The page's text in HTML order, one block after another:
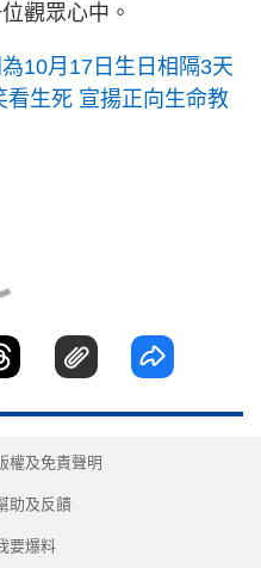
觀眾心中。
10月17日生日相隔3天
生死 宣揚正向生命教
權及免責聲明
助及反饋
要爆料